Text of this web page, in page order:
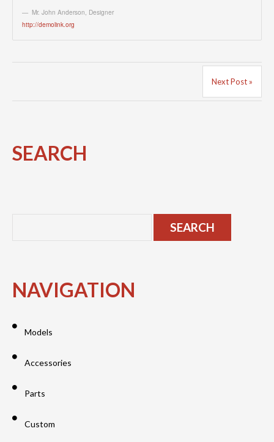
Mr. John Anderson, Designer
http://demolink.org
Next Post »
SEARCH
NAVIGATION
Models
Accessories
Parts
Custom